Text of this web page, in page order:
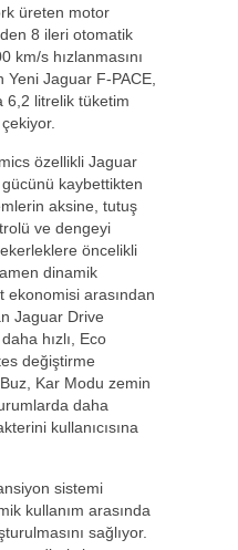
üreten motor
8 ileri otomatik
km/s hızlanmasını
Jaguar F-PACE,
6,2 litrelik tüketim
özellikli Jaguar
kaybettikten
aksine, tutuş
ve dengeyi
öncelikli
dinamik
ekonomisi arasından
Jaguar Drive
hızlı, Eco
değiştirme
Kar Modu zemin
daha
kullanıcısına
sistemi
kullanım arasında
sağlıyor.